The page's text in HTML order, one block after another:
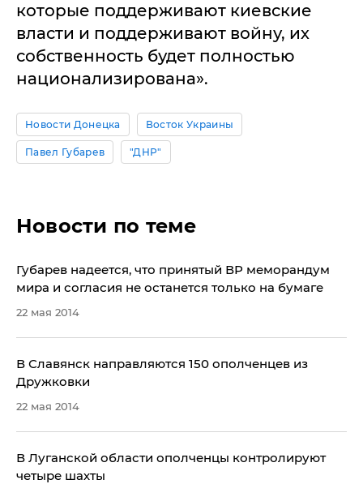
которые поддерживают киевские
власти и поддерживают войну, их
собственность будет полностью
национализирована».
Новости Донецка Восток Украины
Павел Губарев "ДНР"
Новости по теме
Губарев надеется, что принятый ВР меморандум
мира и согласия не останется только на бумаге
22 мая 2014
​В Славянск направляются 150 ополченцев из
Дружковки
22 мая 2014
В Луганской области ополченцы контролируют
четыре шахты